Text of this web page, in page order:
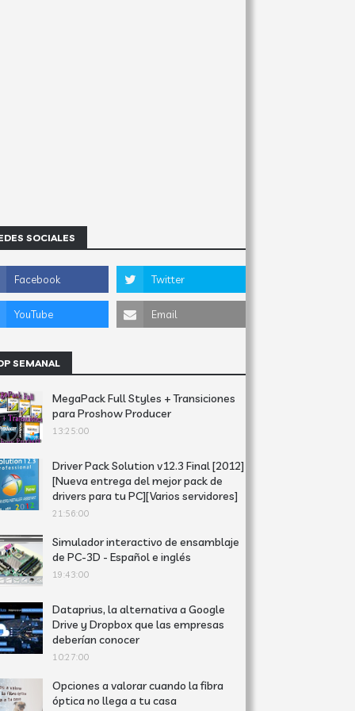
SOCIALES
SEMANAL
MegaPack Full Styles + Transiciones
para Proshow Producer
13:25:00
Driver Pack Solution v12.3 Final [2012]
[Nueva entrega del mejor pack de
drivers para tu PC][Varios servidores]
21:56:00
Simulador interactivo de ensamblaje
de PC-3D - Español e inglés
19:43:00
Dataprius, la alternativa a Google
Drive y Dropbox que las empresas
deberían conocer
10:27:00
Opciones a valorar cuando la fibra
óptica no llega a tu casa